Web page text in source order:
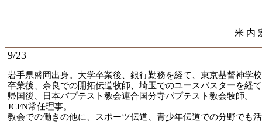
米 内
9/23
岩手県盛岡出身。大学卒業後、銀行勤務を経て、東京基督神学
卒業後、奈良での開拓伝道牧師、埼玉でのユースパスターを経
帰国後、日本バプテスト教会連合国分寺バプテスト教会牧師。
JCFN常任理事。
教会での働きの他に、スポーツ伝道、青少年伝道での分野でも